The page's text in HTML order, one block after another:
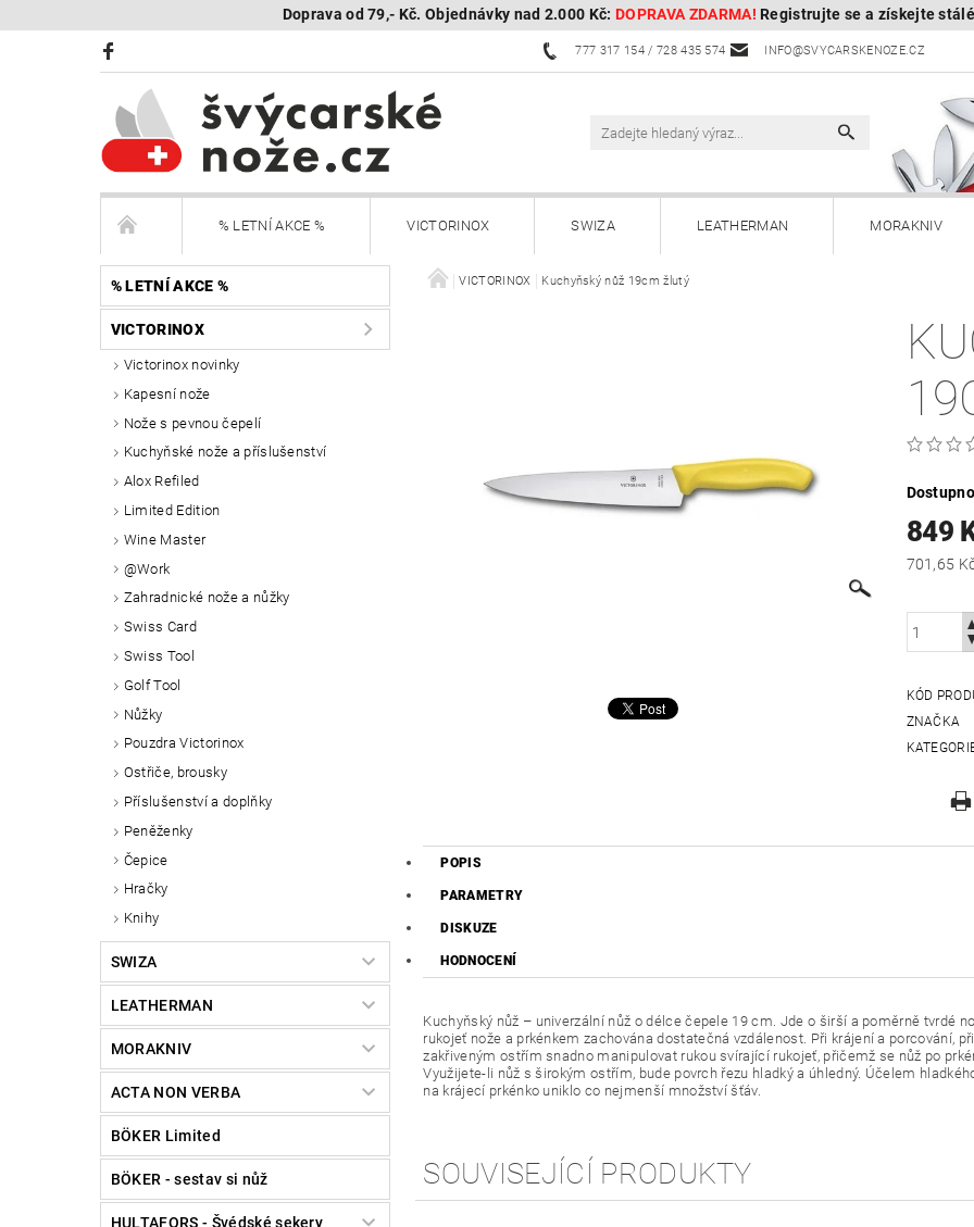
Doprava od 79,- Kč. Objednávky nad 2.000 Kč: DOPRAVA ZDARMA! Registrujte se a získejte
777 317 154 / 728 435 574 INFO@SVYCARSKENOZE.CZ
% LETNÍ AKCE % VICTORINOX SWIZA LEATHERMAN MORAKNIV
BÖKER Limited BÖKER - sestav si nůž HULTAFORS - Švédské sekery
KAMBUKKA - termohrnky, lahve, termonádoby
Další nože
SEGWAY NAVIMOW - robotické sekačky Vrácení,
% LETNÍ AKCE %
VICTORINOX
Victorinox novinky
Kapesní nože
Nože s pevnou čepelí
Kuchyňské nože a příslušenství
Alox Refiled
Limited Edition
Wine Master
@Work
Zahradnické nože a nůžky
Swiss Card
Swiss Tool
Golf Tool
Nůžky
Pouzdra Victorinox
Ostřiče, brousky
Příslušenství a doplňky
Peněženky
Čepice
Hračky
Knihy
SWIZA
LEATHERMAN
MORAKNIV
ACTA NON VERBA
BÖKER Limited
BÖKER - sestav si nůž
HULTAFORS - Švédské sekery
VICTORINOX Kuchyňský nůž 19cm žlutý
849
KÓD
ZNAČKA
POPIS
PARAMETRY
DISKUZE
HODNOCENÍ
Kuchyňský nůž – univerzální nůž o délce čepele 19 cm. Jde o širší a poměrně tvrdé
rukojeť nože a prkénkem zachována dostatečná vzdálenost. Při krájení a porcování,
zakřiveným ostřím snadno manipulovat rukou svírající rukojeť, přičemž se nůž po
Využijete-li nůž s širokým ostřím, bude povrch řezu hladký a úhledný. Účelem
na krájecí prkénko uniklo co nejmenší množství šťáv.
SOUVISEJÍCÍ PRODUKTY